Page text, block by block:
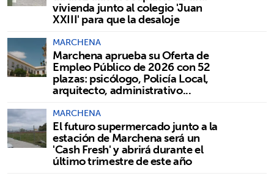
vivienda junto al colegio 'Juan
XXIII' para que la desaloje
MARCHENA
Marchena aprueba su Oferta de
Empleo Público de 2026 con 52
plazas: psicólogo, Policía Local,
arquitecto, administrativo...
MARCHENA
El futuro supermercado junto a la
estación de Marchena será un
'Cash Fresh' y abrirá durante el
último trimestre de este año